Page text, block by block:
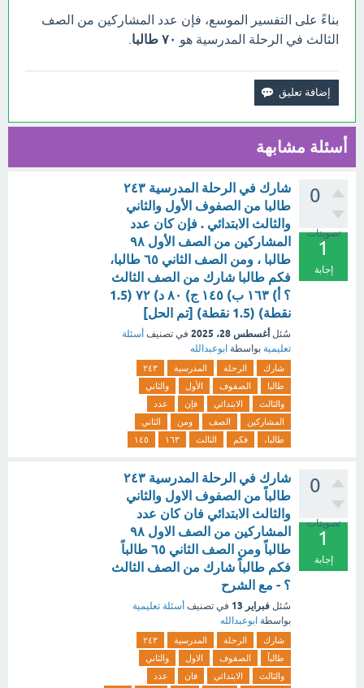
بناءً على التفسير الموسع، فإن عدد المشاركين من الصف
الثالث في الرحلة المدرسية هو ٧٠ طالبا
أسئلة مشابهة
0
تصويتات
1
إجابة
شارك في الرحلة المدرسية ٢٤٣
طالبا من الصفوف الأول والثاني
والثالث الابتدائي . فإن كان عدد
المشاركين من الصف الأول ٩٨
طالبا ، ومن الصف الثاني ٦٥ طالبا،
فكم طالبا شارك من الصف الثالث
؟ أ) ١٦٣ ب) ١٤٥ ج) ٨٠ د) ٧٢ (1.5
نقطة) (1.5 نقطة) [تم الحل]
سُئل أغسطس 28، 2025 في تصنيف أسئلة
تعليمية بواسطة ابوعبدالله
شارك الرحلة المدرسية
٢٤٣
طالبا
الصفوف الأول
والثاني
والثالث
الابتدائي فإن
عدد
المشاركين
الصف ومن
الثاني
طالبا،
فكم الثالث ١٦٣ ١٤٥
0
تصويتات
1
إجابة
شارك في الرحلة المدرسية ٢٤٣
طالباً من الصفوف الاول والثاني
والثالث الابتدائي فان كان عدد
المشاركين من الصف الاول ٩٨
طالباً ومن الصف الثاني ٦٥ طالباً
فكم طالباً شارك من الصف الثالث
؟ - مع الشرح
سُئل فبراير 13 في تصنيف أسئلة تعليمية
بواسطة ابوعبدالله
شارك الرحلة المدرسية
٢٤٣
طالباً
الصفوف الاول
والثاني
والثالث
الابتدائي فان
عدد